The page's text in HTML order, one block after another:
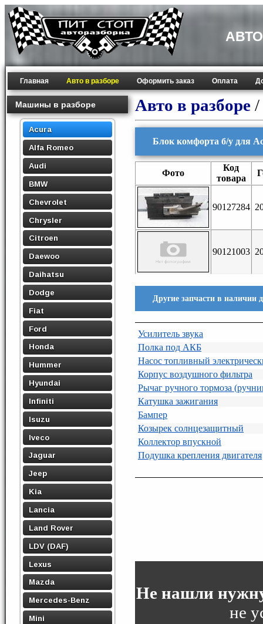
Главная Авто в разборе Оформить заказ Оплата
Машины в разборе
Acura
Alfa Romeo
Audi
BMW
Chevrolet
Chrysler
Citroen
Daewoo
Daihatsu
Dodge
Fiat
Ford
Honda
Hummer
Hyundai
Infiniti
Isuzu
Iveco
Jaguar
Jeep
Kia
Lancia
Land Rover
LDV (DAF)
Lexus
Mazda
Mercedes-Benz
Mini
Авто в разборе /
Блок комфорта б/у для
Фото
Код
товара
90127284
90121003
Другие запчасти в наличии
Усилитель звука
Полка под АКБ
Насос топливный
Корпус воздушного фильтра
Рычаг ручного тормоза
Катушка зажигания
Бампер
Козырек солнцезащитный
Коллектор впускной
Подушка крепления двигателя
Не нашли
не